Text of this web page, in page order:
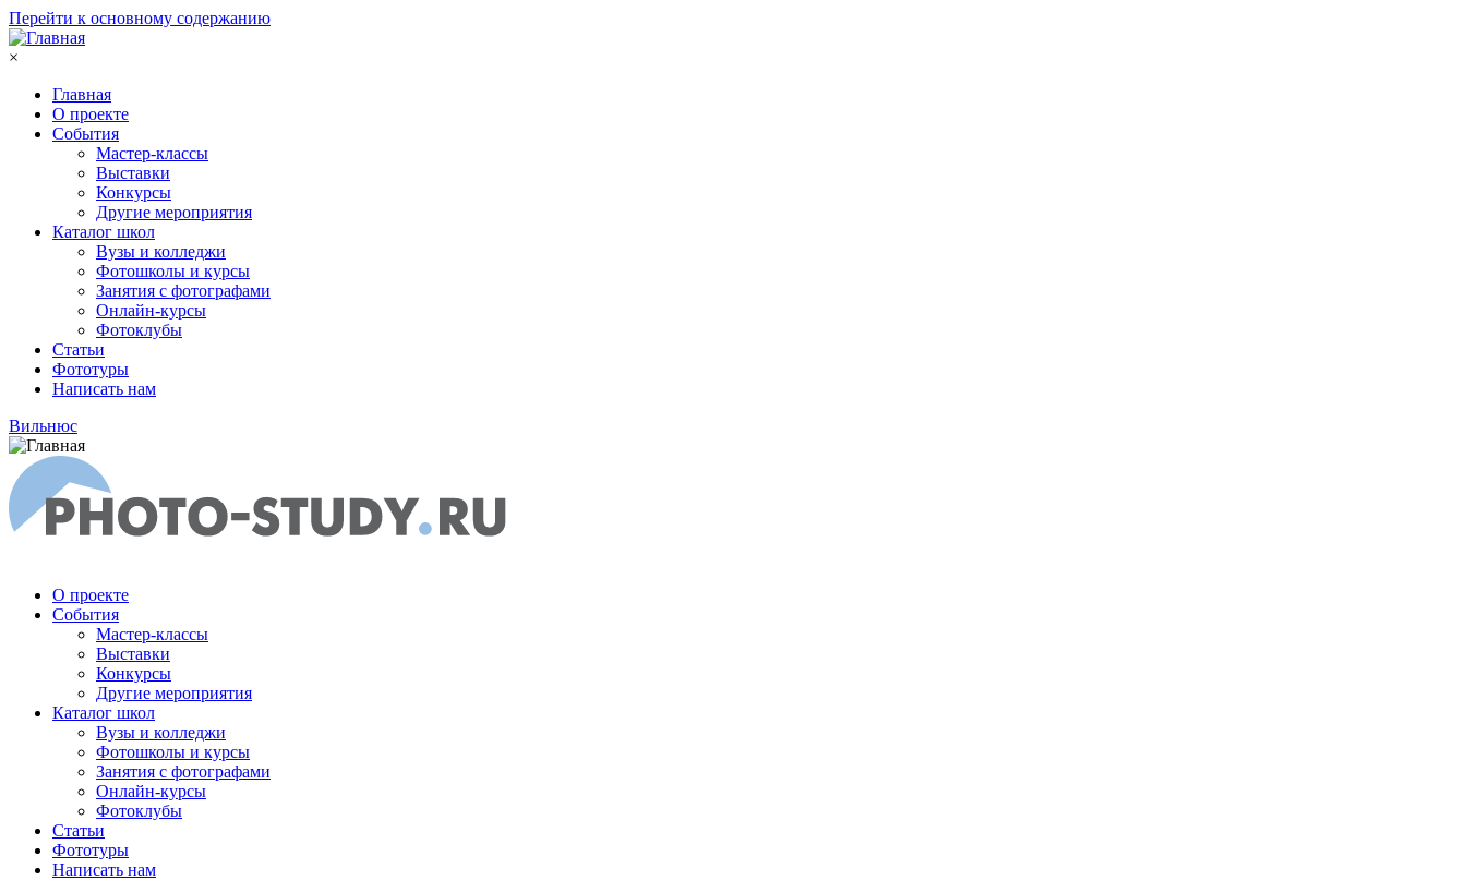
Перейти к основному содержанию
×
Главная
О проекте
События
Мастер-классы
Выставки
Конкурсы
Другие мероприятия
Каталог школ
Вузы и колледжи
Фотошколы и курсы
Занятия с фотографами
Онлайн-курсы
Фотоклубы
Статьи
Фототуры
Написать нам
Вильнюс
О проекте
События
Мастер-классы
Выставки
Конкурсы
Другие мероприятия
Каталог школ
Вузы и колледжи
Фотошколы и курсы
Занятия с фотографами
Онлайн-курсы
Фотоклубы
Статьи
Фототуры
Написать нам